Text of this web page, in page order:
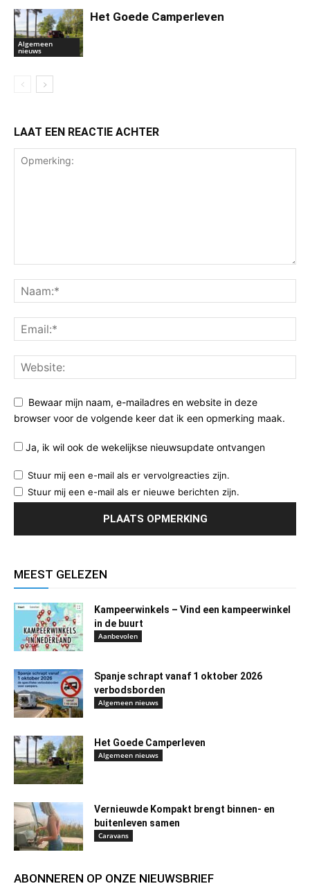
Algemeen
nieuws
Het Goede Camperleven
LAAT EEN REACTIE ACHTER
Bewaar mijn naam, e-mailadres en website in deze
browser voor de volgende keer dat ik een opmerking maak.
Ja, ik wil ook de wekelijkse nieuwsupdate ontvangen
Stuur mij een e-mail als er vervolgreacties zijn.
Stuur mij een e-mail als er nieuwe berichten zijn.
MEEST GELEZEN
Kampeerwinkels – Vind een kampeerwinkel
in de buurt
Aanbevolen
Spanje schrapt vanaf 1 oktober 2026
verbodsborden
Algemeen nieuws
Het Goede Camperleven
Algemeen nieuws
Vernieuwde Kompakt brengt binnen- en
buitenleven samen
Caravans
ABONNEREN OP ONZE NIEUWSBRIEF